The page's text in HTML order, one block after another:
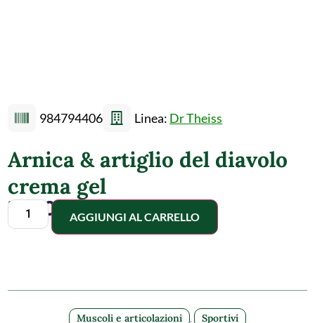
984794406 Linea: Dr Theiss
Arnica & artiglio del diavolo
crema gel
13,00€AGGIUNGI AL CARRELLO
Muscoli e articolazioni Sportivi